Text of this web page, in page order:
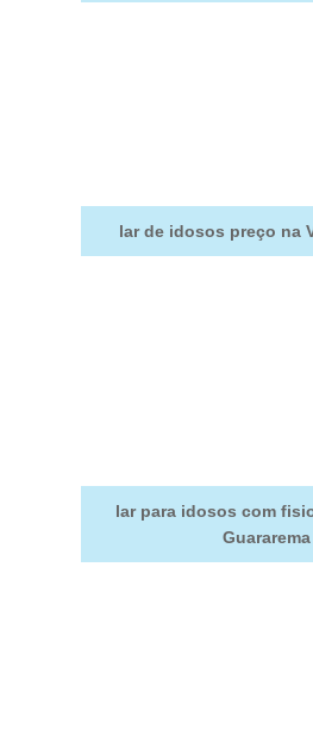
lar de idosos preço na
lar para idosos com
Guararema